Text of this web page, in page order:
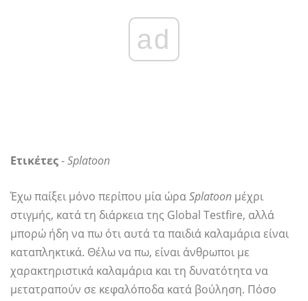
ad
Ετικέτες-Splatoon
Έχω παίξει μόνο περίπου μία ώραSplatoon μέχρι
στιγμής, κατά τη διάρκεια της Global Testfire, αλλά
μπορώ ήδη να πω ότι αυτά τα παιδιά καλαμάρια είναι
καταπληκτικά. Θέλω να πω, είναι άνθρωποι με
χαρακτηριστικά καλαμάρια και τη δυνατότητα να
μετατραπούν σε κεφαλόποδα κατά βούληση. Πόσο